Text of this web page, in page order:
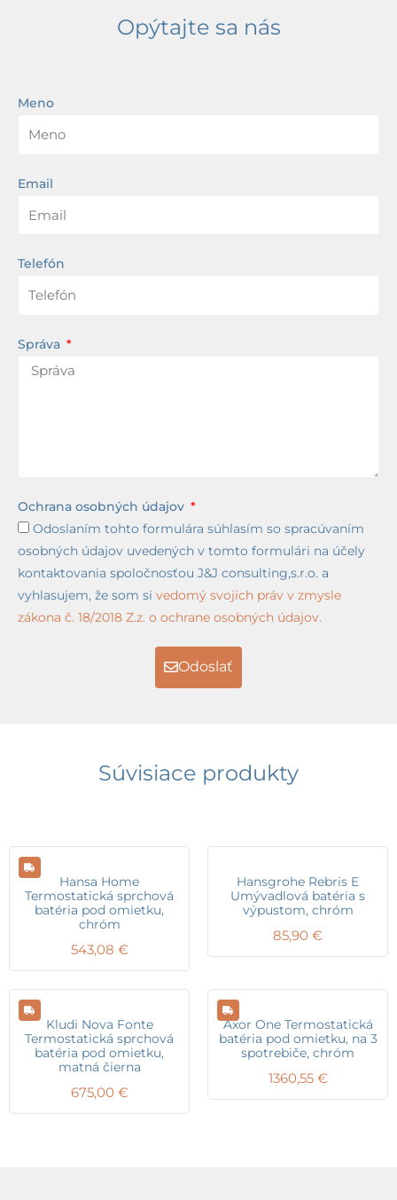
Opýtajte sa nás
Meno
Email
Telefón
Správa
Ochrana osobných údajov
Odoslaním tohto formulára súhlasím so spracúvaním
osobných údajov uvedených v tomto formulári na účely
kontaktovania spoločnosťou J&J consulting,s.r.o. a
vyhlasujem, že som si vedomý svojich práv v zmysle
zákona č. 18/2018 Z.z. o ochrane osobných údajov.
Odoslať
Súvisiace produkty
Hansa Home
Termostatická sprchová
batéria pod omietku,
chróm
543,08 €
Hansgrohe Rebris E
Umývadlová batéria s
výpustom, chróm
85,90 €
Kludi Nova Fonte
Termostatická sprchová
batéria pod omietku,
matná čierna
675,00 €
Axor One Termostatická
batéria pod omietku, na 3
spotrebiče, chróm
1360,55 €